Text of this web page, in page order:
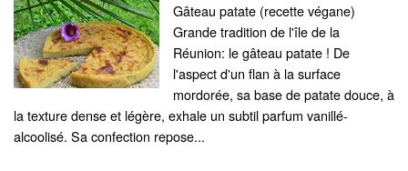
Gâteau patate (recette végane)
Grande tradition de l'île de la
Réunion: le gâteau patate ! De
l'aspect d'un flan à la surface
mordorée, sa base de patate douce, à
la texture dense et légère, exhale un subtil parfum vanillé-
alcoolisé. Sa confection repose...